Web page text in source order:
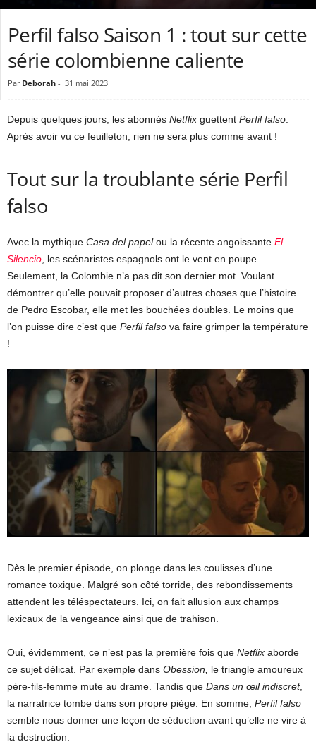
Perfil falso Saison 1 : tout sur cette
série colombienne caliente
Par Deborah - 31 mai 2023
Depuis quelques jours, les abonnés Netflix guettent Perfil falso.
Après avoir vu ce feuilleton, rien ne sera plus comme avant !
Tout sur la troublante série Perfil
falso
Avec la mythique Casa del papelou la récente angoissante El
Silencio, les scénaristes espagnols ont le vent en poupe.
Seulement, la Colombie n’a pas dit son dernier mot. Voulant
démontrer qu’elle pouvait proposer d’autres choses que l’histoire
de Pedro Escobar, elle met les bouchées doubles. Le moins que
l’on puisse dire c’est que Perfil falso va faire grimper la température
!
Dès le premier épisode, on plonge dans les coulisses d’une
romance toxique. Malgré son côté torride, des rebondissements
attendent les téléspectateurs. Ici, on fait allusion aux champs
lexicaux de la vengeance ainsi que de trahison.
Oui, évidemment, ce n’est pas la première fois que Netflix aborde
ce sujet délicat. Par exemple dans Obession,
le triangle amoureux
père-fils-femme mute au drame. Tandis que Dans un œil indiscret,
la narratrice tombe dans son propre piège. En somme, Perfil falso
semble nous donner une leçon de séduction avant qu’elle ne vire à
la destruction.